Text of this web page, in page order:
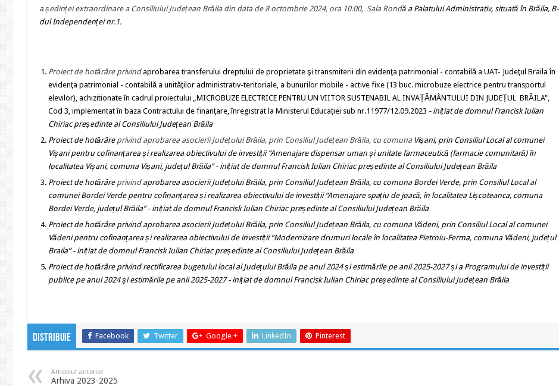
a ședinței extraordinare a Consiliului Județean Brăila din data de 8 octombrie 2024, ora 10.00, Sala Rondă a Palatului Administrativ, situată în Brăila, B-
dul Independenței nr.1.
Proiect de hotărâre privindaprobarea transferului dreptului de proprietate şi transmiterii din evidenţa patrimonial - contabilă a UAT- Judeţul Braila în
evidenţa patrimonial - contabilă a unităţilor administrativ-teritoriale, a bunurilor mobile - active fixe (13 buc. microbuze electrice pentru transportul
elevilor), achizitionate în cadrul proiectului „MICROBUZE ELECTRICE PENTRU UN VIITOR SUSTENABIL AL INVAȚĂMÂNTULUI DIN JUDEȚUL BRĂILA",
Cod 3, implementat în baza Contractului de finanţare, înregistrat la Ministerul Educației sub nr.11977/12.09.2023 - inițiat de domnul Francisk Iulian
Chiriac președinte al Consiliului Județean Brăila
Proiect de hotărâre privind aprobarea asocierii Județului Brăila, prin Consiliul Județean Brăila, cu comuna Vișani, prin Consiliul Local al comunei
Vișanipentru cofinanțarea și realizarea obiectivului de investiții“Amenajare dispensar uman și unitate farmaceutică (farmacie comunitară) în
localitatea Vișani, comuna Vișani, județul Brăila”- inițiat de domnul Francisk Iulian Chiriac președinte al Consiliului Județean Brăila
Proiect de hotărâre privind aprobarea asocierii Județului Brăila, prin Consiliul Județean Brăila, cu comunaBordei Verde, prin Consiliul Local al
comuneiBordei Verdepentru cofinanțarea și realizarea obiectivului de investiții“Amenajare spațiu de joacă, în localitatea Lișcoteanca, comuna
Bordei Verde, județul Brăila”- inițiat de domnul Francisk Iulian Chiriac președinte al Consiliului Județean Brăila
Proiect de hotărâre privind aprobarea asocierii Județului Brăila, prin Consiliul Județean Brăila, cu comunaVădeni, prin Consiliul Local al comunei
Vădenipentru cofinanțarea și realizarea obiectivului de investiții“Modernizare drumuri locale în localitatea Pietroiu-Ferma, comuna Vădeni, județul
Braila”-inițiat de domnul Francisk Iulian Chiriac președinte al Consiliului Județean Brăila
Proiect de hotărâre privind rectificarea bugetului local al Județului Brăila pe anul 2024 și estimările pe anii 2025-2027 și a Programului de investiții
publice pe anul 2024 și estimările pe anii 2025-2027- inițiat de domnul Francisk Iulian Chiriac președinte al Consiliului Județean Brăila
Distribuie Facebook Twitter Google + LinkedIn Pinterest
Articolul anterior
Arhiva 2023-2025